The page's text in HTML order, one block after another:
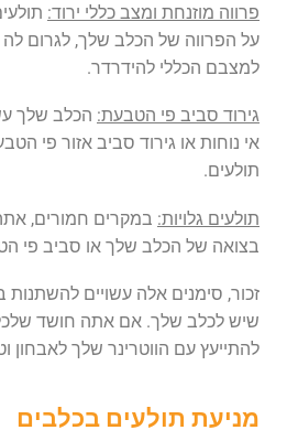
פרווה מוזנחת ומצב כללי ירוד:
על הפרווה של הכלב שלך, לגרום לה
למצבם הכללי להידרדר.
גירוד סביב פי הטבעת: הכלב שלך
אי נוחות או גירוד סביב אזור פי
תולעים.
תולעים גלויות: במקרים חמורים,
בצואה של הכלב שלך או סביב פי
זכור, סימנים אלה עשויים
שיש לכלב שלך. אם אתה חושד
להתייעץ עם הווטרינר שלך לאבחון
מניעת תולעים בכלבים